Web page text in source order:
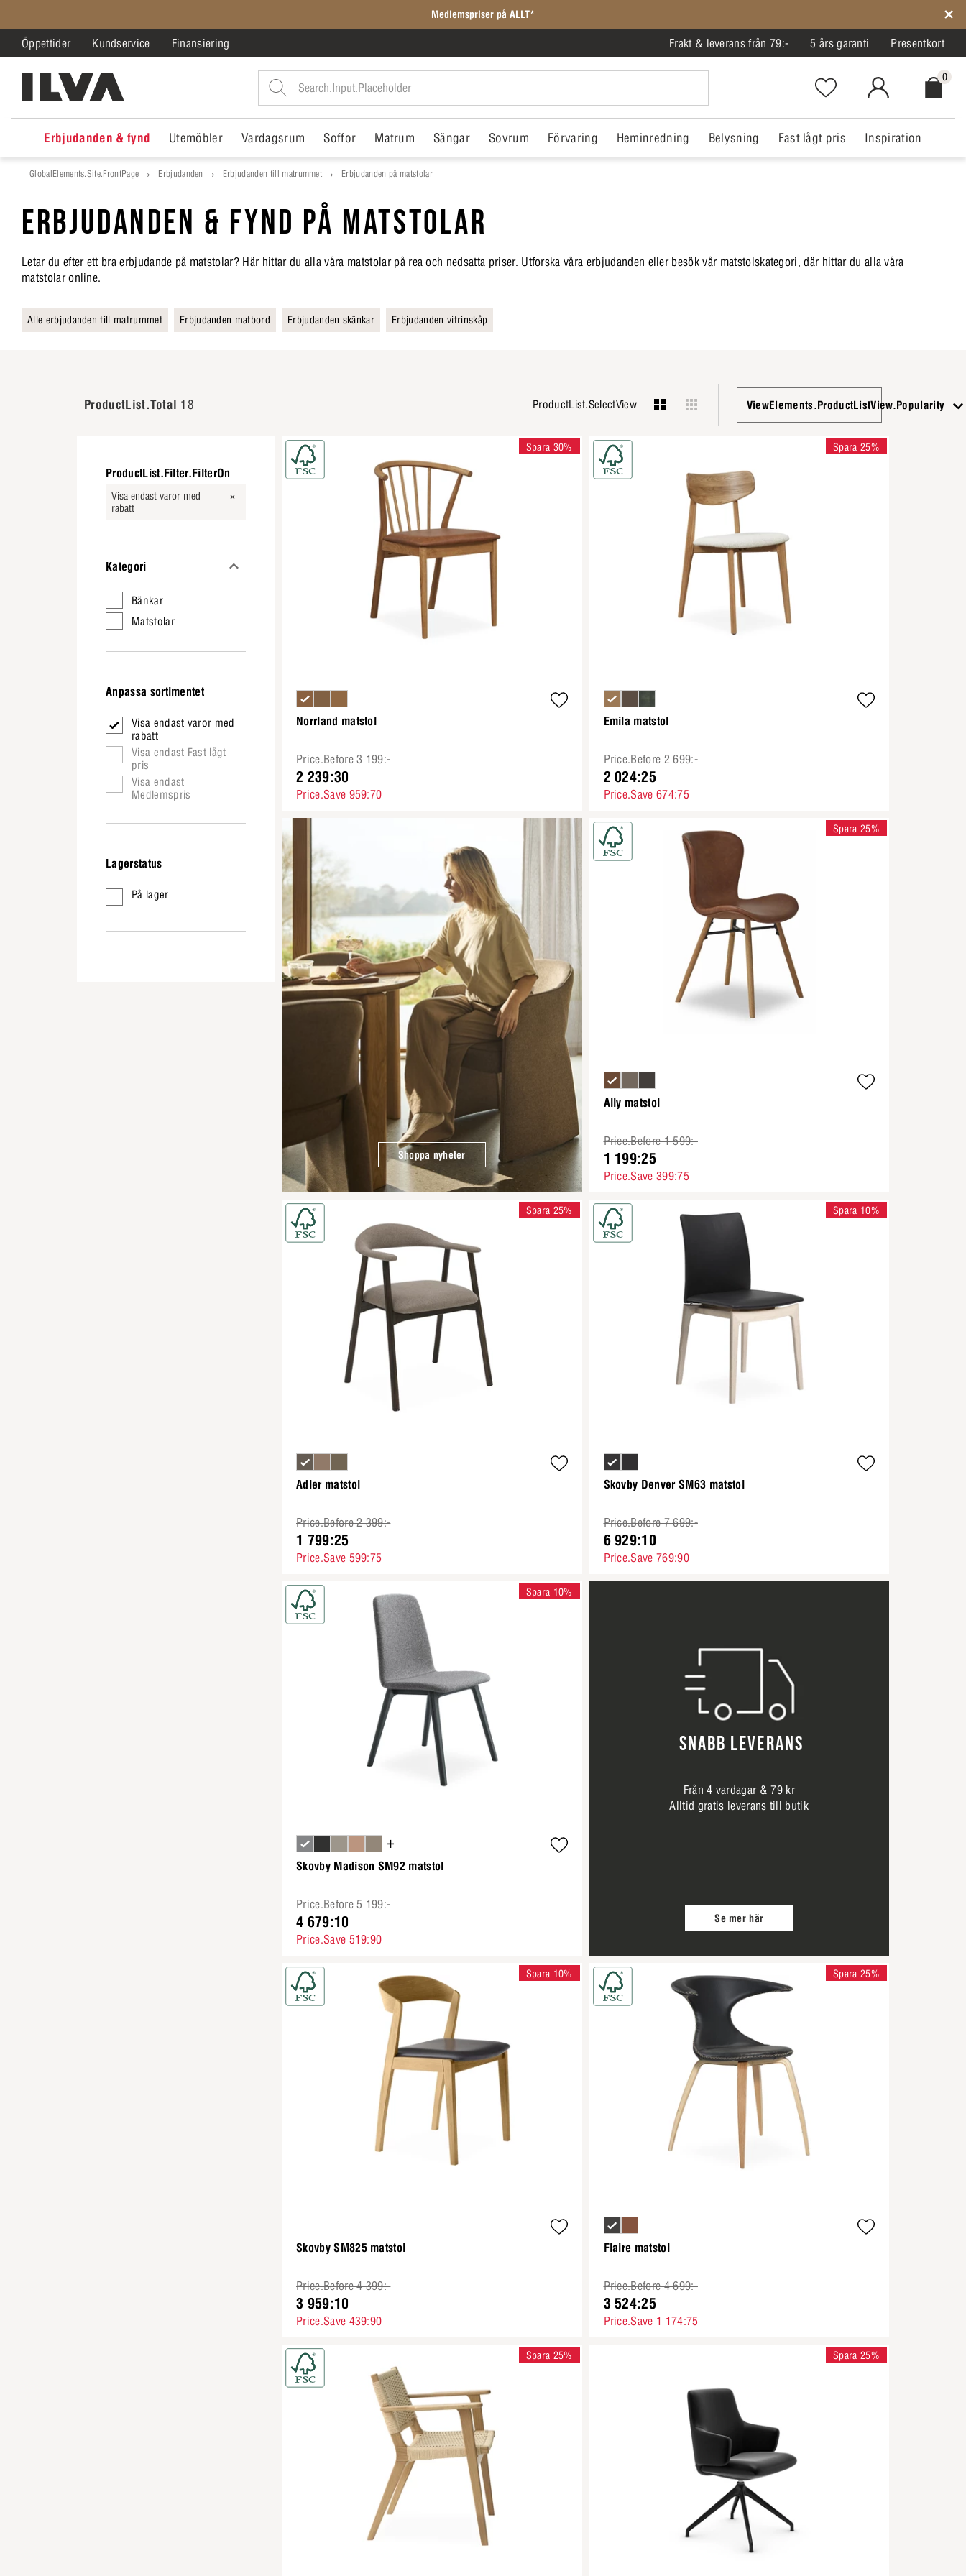
Medlemspriser på ALLT*
Öppettider Kundservice Finansiering Frakt & leverans från 79:- 5 års garanti Presentkort
Favorites.NavigationButton.Text
MitIlva.Login
0
Erbjudanden & fynd Utemöbler Vardagsrum Soffor Matrum Sängar Sovrum Förvaring Heminredning Belysning Fast lågt pris Inspiration
GlobalElements.Site.FrontPage Erbjudanden Erbjudanden till matrummet Erbjudanden på matstolar
ERBJUDANDEN & FYND PÅ MATSTOLAR
Letar du efter ett bra erbjudande på matstolar? Här hittar du alla våra matstolar på rea och nedsatta priser. Utforska våra erbjudanden eller besök vår matstolskategori, där hittar du alla våra
matstolar online.
Alle erbjudanden till matrummet Erbjudanden matbord Erbjudanden skänkar Erbjudanden vitrinskåp
ProductList.Total 18 ProductList.SelectView ViewElements.ProductListView.Popularity
ProductList.Filter.FilterOn
Visa endast varor med
rabatt
Kategori
Bänkar
Matstolar
Anpassa sortimentet
Visa endast varor med
rabatt
Visa endast Fast lågt
pris
Visa endast
Medlemspris
Lagerstatus
På lager
Norrland matstol
Price.Before 3 199:-
2 239:30
Price.Save 959:70
Spara 30%
Emila matstol
Price.Before 2 699:-
2 024:25
Price.Save 674:75
Spara 25%
Shoppa nyheter
Ally matstol
Price.Before 1 599:-
1 199:25
Price.Save 399:75
Spara 25%
Adler matstol
Price.Before 2 399:-
1 799:25
Price.Save 599:75
Spara 25%
Skovby Denver SM63 matstol
Price.Before 7 699:-
6 929:10
Price.Save 769:90
Spara 10%
+
Skovby Madison SM92 matstol
Price.Before 5 199:-
4 679:10
Price.Save 519:90
Spara 10%
SNABB LEVERANS
Från 4 vardagar & 79 kr
Alltid gratis leverans till butik
Se mer här
Skovby SM825 matstol
Price.Before 4 399:-
3 959:10
Price.Save 439:90
Spara 10%
Flaire matstol
Price.Before 4 699:-
3 524:25
Price.Save 1 174:75
Spara 25%
Spara 25% Spara 25%